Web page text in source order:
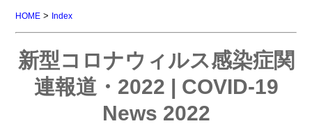
HOME > Index
新型コロナウィルス感染症関
連報道・2022 | COVID-19
News 2022